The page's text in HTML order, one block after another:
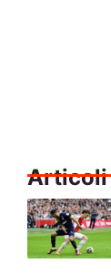
Articoli